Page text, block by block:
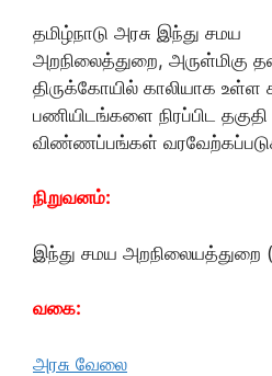
தமிழ்நாடு அரசு இந்து சமய
அறநிலைத்துறை, அருள்மிகு
திருக்கோயில் காலியாக
பணியிடங்களை நிரப்பிட தகுதி
விண்ணப்பங்கள்
நிறுவனம்:
இந்து சமய அறநிலையத்துறை
வகை:
அரசு வேலை